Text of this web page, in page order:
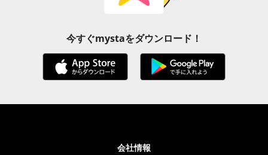
今すぐmystaをダウンロード！
会社情報